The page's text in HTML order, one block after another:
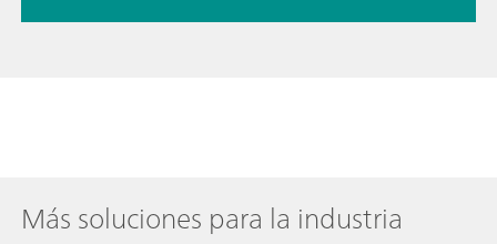
Más soluciones para la industria